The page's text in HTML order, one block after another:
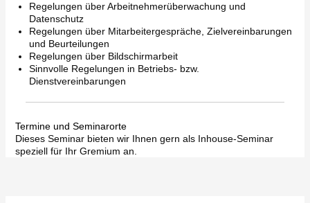
Regelungen über Arbeitnehmerüberwachung und
Datenschutz
Regelungen über Mitarbeitergespräche, Zielvereinbarungen
und Beurteilungen
Regelungen über Bildschirmarbeit
Sinnvolle Regelungen in Betriebs- bzw.
Dienstvereinbarungen
Termine und Seminarorte
Dieses Seminar bieten wir Ihnen gern als Inhouse-Seminar
speziell für Ihr Gremium an.